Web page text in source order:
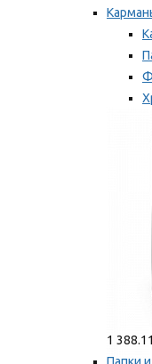
Мы
1